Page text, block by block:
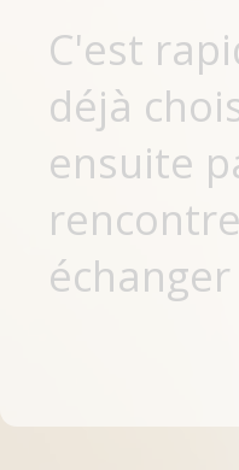
C'est
déjà
ensuite